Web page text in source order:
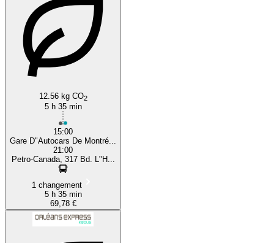
12.56 kg CO2
5 h 35 min
15:00
Gare D"Autocars De Montré...
21:00
Petro-Canada, 317 Bd. L"H...
1 changement
5 h 35 min
69,78 €